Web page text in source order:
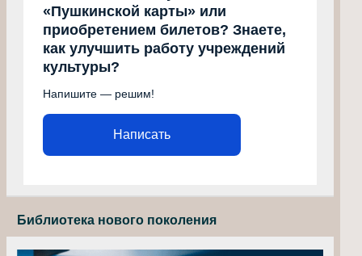
«Пушкинской карты» или
приобретением билетов? Знаете,
как улучшить работу учреждений
культуры?
Напишите — решим!
Написать
Библиотека нового поколения